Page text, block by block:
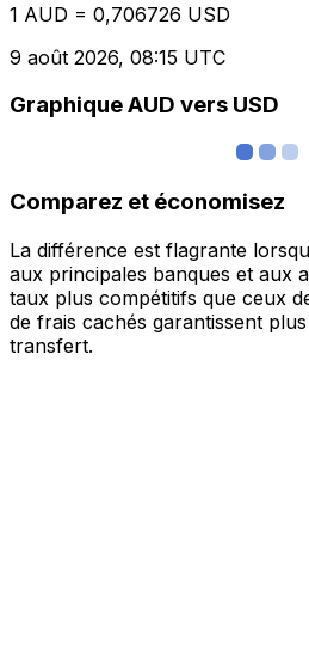
1 AUD = 0,706726 USD
9 août 2026, 08:15 UTC
Graphique AUD vers USD
Comparez et économisez
La différence est flagrante
aux principales banques et aux
taux plus compétitifs que ceux
de frais cachés garantissent
transfert.